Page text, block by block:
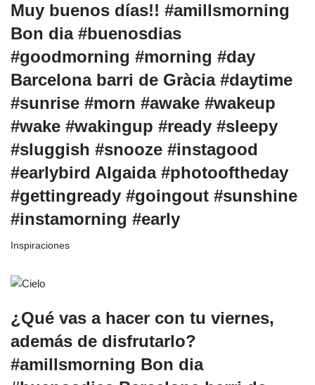
Muy buenos días!! #amillsmorning
Bon dia #buenosdias
#goodmorning #morning #day
Barcelona barri de Gràcia #daytime
#sunrise #morn #awake #wakeup
#wake #wakingup #ready #sleepy
#sluggish #snooze #instagood
#earlybird Algaida #photooftheday
#gettingready #goingout #sunshine
#instamorning #early
Inspiraciones
¿Qué vas a hacer con tu viernes,
además de disfrutarlo?
#amillsmorning Bon dia